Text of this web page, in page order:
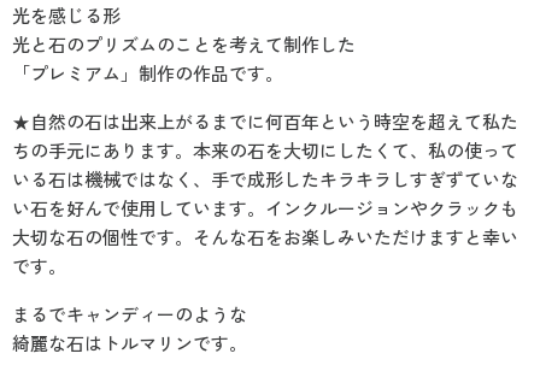
光を感じる形
光と石のプリズムのことを考えて制作した
「プレミアム」制作の作品です。
★自然の石は出来上がるまでに何百年という時空を超えて私た
ちの手元にあります。本来の石を大切にしたくて、私の使って
いる石は機械ではなく、手で成形したキラキラしすぎずていな
い石を好んで使用しています。インクルージョンやクラックも
大切な石の個性です。そんな石をお楽しみいただけますと幸い
です。
まるでキャンディーのような
綺麗な石はトルマリンです。